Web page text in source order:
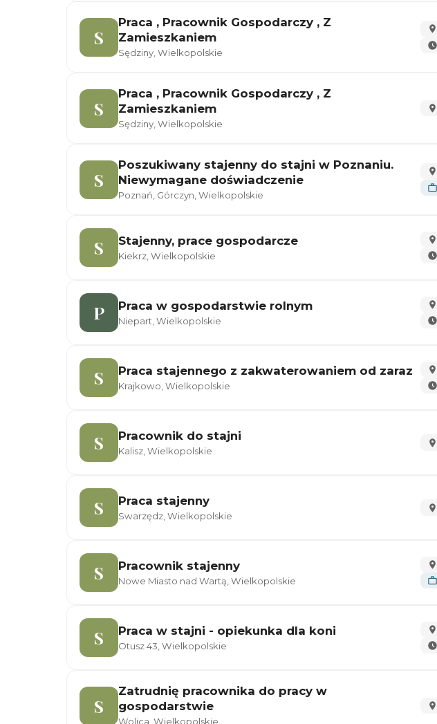
S
Praca , Pracownik Gospodarczy , Z
Zamieszkaniem
Sędziny, Wielkopolskie
S
Praca , Pracownik Gospodarczy , Z
Zamieszkaniem
Sędziny, Wielkopolskie
S
Poszukiwany stajenny do stajni w Poznaniu.
Niewymagane doświadczenie
Poznań, Górczyn, Wielkopolskie
S Stajenny, prace gospodarcze
Kiekrz, Wielkopolskie
P Praca w gospodarstwie rolnym
Niepart, Wielkopolskie
S Praca stajennego z zakwaterowaniem od zaraz
Krajkowo, Wielkopolskie
S Pracownik do stajni
Kalisz, Wielkopolskie
S Praca stajenny
Swarzędz, Wielkopolskie
S Pracownik stajenny
Nowe Miasto nad Wartą, Wielkopolskie
S Praca w stajni - opiekunka dla koni
Otusz 43, Wielkopolskie
S
Zatrudnię pracownika do pracy w
gospodarstwie
Wolica, Wielkopolskie